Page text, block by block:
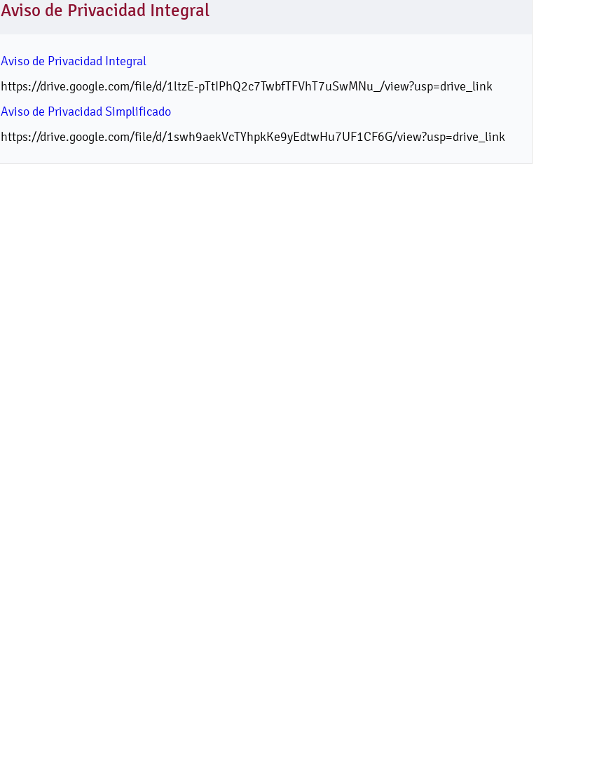
Aviso de Privacidad Integral
Aviso de Privacidad Integral
https://drive.google.com/file/d/1ltzE-pTtIPhQ2c7TwbfTFVhT7uSwMNu_/view?usp=drive_link
Aviso de Privacidad Simplificado
https://drive.google.com/file/d/1swh9aekVcTYhpkKe9yEdtwHu7UF1CF6G/view?usp=drive_link